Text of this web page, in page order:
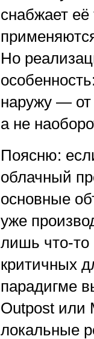
снабжает
Но
наружу —
а не
Поясню:
облачный
основные
уже
лишь что-то
критичных
парадигме
Outpost или
локальные